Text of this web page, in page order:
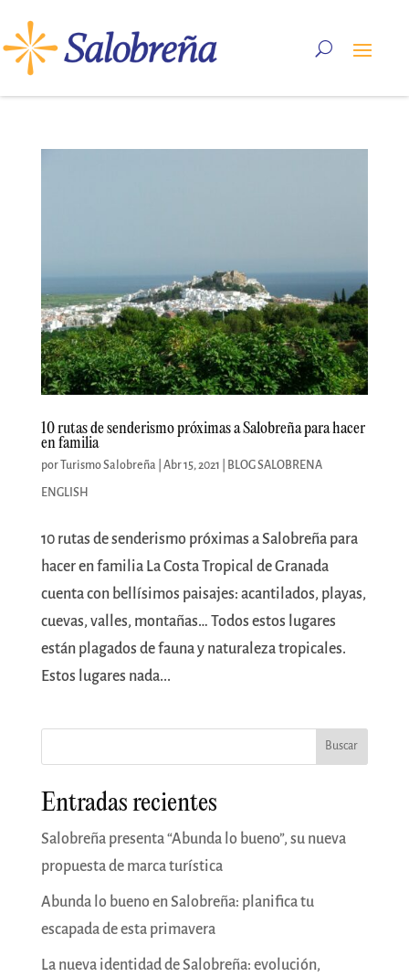
10 rutas de senderismo próximas a Salobreña para hacer
en familia
porTurismo Salobreña Abr 15, 2021 BLOG SALOBRENA
ENGLISH
10 rutas de senderismo próximas a Salobreña para
hacer en familia La Costa Tropical de Granada
cuenta con bellísimos paisajes: acantilados, playas,
cuevas, valles, montañas… Todos estos lugares
están plagados de fauna y naturaleza tropicales.
Estos lugares nada...
Buscar
Entradas recientes
Salobreña presenta “Abunda lo bueno”, su nueva
propuesta de marca turística
Abunda lo bueno en Salobreña: planifica tu
escapada de esta primavera
La nueva identidad de Salobreña: evolución,